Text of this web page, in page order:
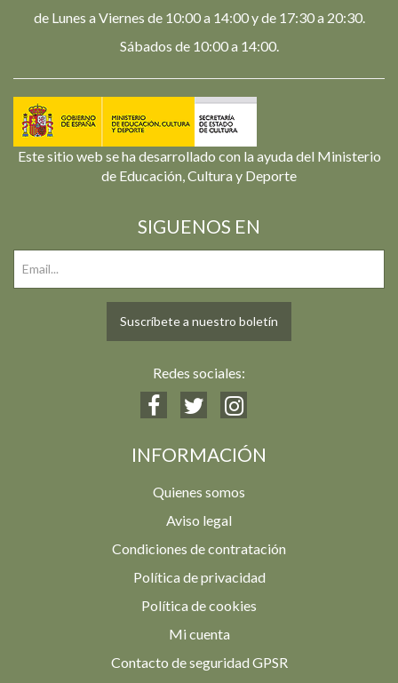
de Lunes a Viernes de 10:00 a 14:00 y de 17:30 a 20:30.
Sábados de 10:00 a 14:00.
Este sitio web se ha desarrollado con la ayuda del Ministerio
de Educación, Cultura y Deporte
SIGUENOS EN
Suscríbete a nuestro boletín
Redes sociales:
INFORMACIÓN
Quienes somos
Aviso legal
Condiciones de contratación
Política de privacidad
Política de cookies
Mi cuenta
Contacto de seguridad GPSR